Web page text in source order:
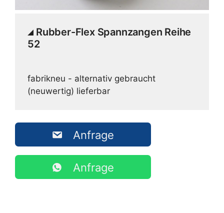
Rubber-Flex Spannzangen Reihe
52
fabrikneu - alternativ gebraucht
(neuwertig) lieferbar
Anfrage
Anfrage